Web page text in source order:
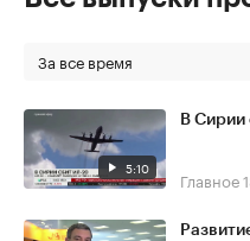
За все время
5:10
В
Главное